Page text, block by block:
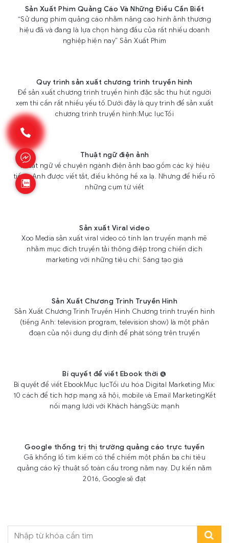
Sản Xuất Phim Quảng Cáo Và Những Điều Cần Biết
“Sử dụng phim quảng cáo nhằm nâng cao hình ảnh thương
hiệu đã và đang là lựa chọn hàng đầu của rất nhiều doanh
nghiệp hiện nay” Sản Xuất Phim
Quy trình sản xuất chương trình truyền hình
Để sản xuất chương trình truyền hình đặc sắc thu hút người
xem thì cần rất nhiều yếu tố.Dưới đây là quy trình để sản xuất
chương trình truyền hình:Mục lụcTối
Thuật ngữ điện ảnh
Thuật ngữ về chuyên ngành điện ảnh bao gồm các ký hiệu
tiếng Anh được viết tắt, điều không hề xa lạ. Nhưng để hiểu rõ
những cụm từ viết
Sản xuất Viral video
Xoo Media sản xuất viral video có tính lan truyền mạnh mẽ
nhằm mục đích truyền tải thông điệp trong chiến dịch
marketing với những tiêu chí: Sáng tạo giá
Sản Xuất Chương Trình Truyền Hình
Sản Xuất Chương Trình Truyền Hình Chương trình truyền hình
(tiếng Anh: television program, television show) là một phân
đoạn của nội dung dự định để phát sóng trên truyền
Bí quyết để viết Ebook thời @
Bí quyết để viết EbookMục lụcTối ưu hóa Digital Marketing Mix:
10 cách để tích hợp mạng xã hội, mobile và Email MarketingKết
nối mạng lưới với Khách hàngSức mạnh
Google thống trị thị trường quảng cáo trực tuyến
Gã khổng lồ tìm kiếm có thể chiếm một phần ba chi tiêu
quảng cáo kỹ thuật số toàn cầu trong năm nay. Dự kiến năm
2016, Google sẽ đạt